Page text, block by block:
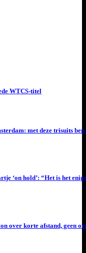
WTCS-titel
met deze trisuits ben
‘on hold’: “Het is het
over korte afstand, geen